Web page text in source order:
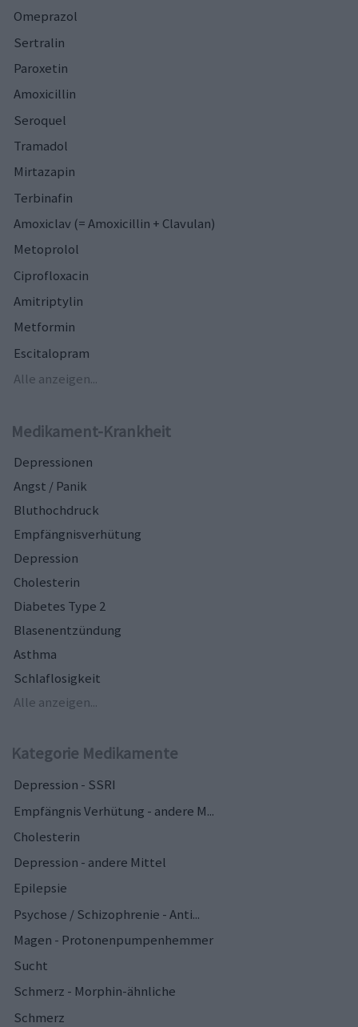
Omeprazol
Sertralin
Paroxetin
Amoxicillin
Seroquel
Tramadol
Mirtazapin
Terbinafin
Amoxiclav (= Amoxicillin + Clavulan)
Metoprolol
Ciprofloxacin
Amitriptylin
Metformin
Escitalopram
Alle anzeigen...
Medikament-Krankheit
Depressionen
Angst / Panik
Bluthochdruck
Empfängnisverhütung
Depression
Cholesterin
Diabetes Type 2
Blasenentzündung
Asthma
Schlaflosigkeit
Alle anzeigen...
Kategorie Medikamente
Depression - SSRI
Empfängnis Verhütung - andere M...
Cholesterin
Depression - andere Mittel
Epilepsie
Psychose / Schizophrenie - Anti...
Magen - Protonenpumpenhemmer
Sucht
Schmerz - Morphin-ähnliche
Schmerz